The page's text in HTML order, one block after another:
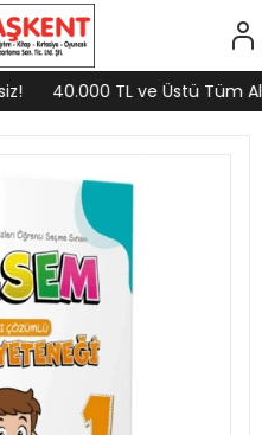
40.000 TL ve Üstü Tüm